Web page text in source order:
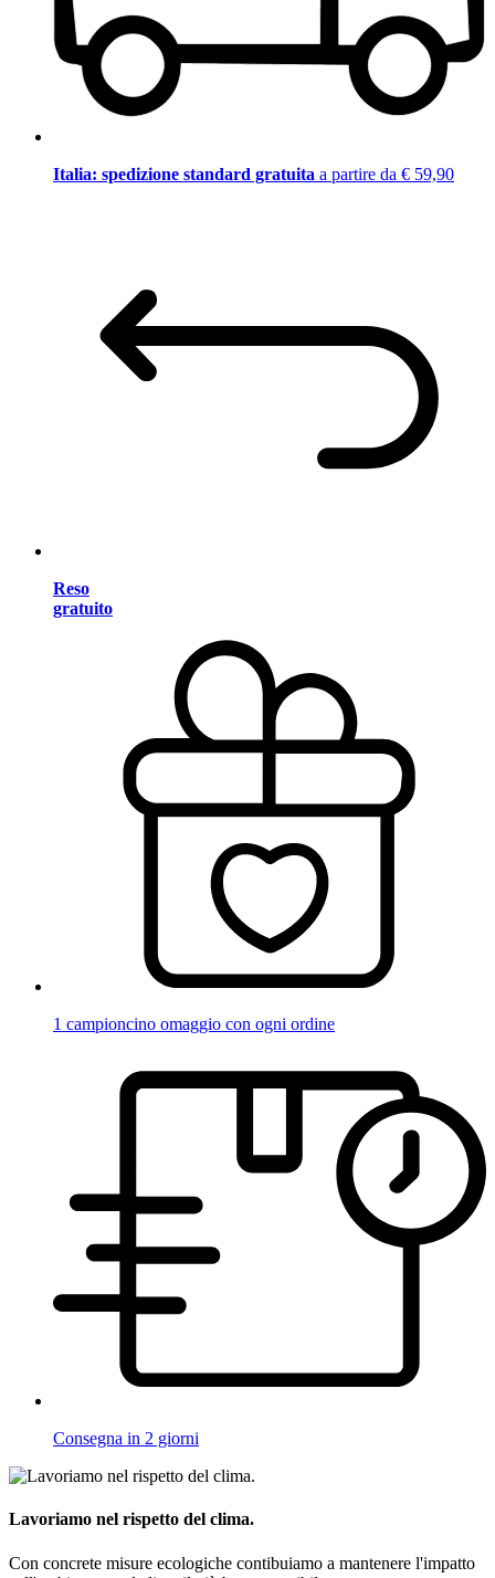
Italia: spedizione standard gratuita a partire da € 59,90
Reso
gratuito
1 campioncino omaggio con ogni ordine
Consegna in 2 giorni
Lavoriamo nel rispetto del clima.
Con concrete misure ecologiche contibuiamo a mantenere l'impatto